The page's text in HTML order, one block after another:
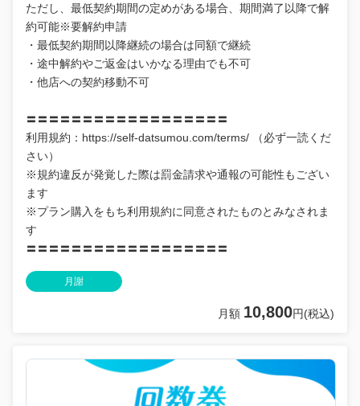
ただし、最低契約期間の定めがある場合、期間満了以降で解
約可能※要解約申請
・最低契約期間以降継続の場合は同額で継続
・途中解約やご返金はいかなる理由でも不可
・他店への契約移動不可
〓〓〓〓〓〓〓〓〓〓〓〓〓〓〓〓〓〓
利用規約：https://self-datsumou.com/terms/ （必ず一読くだ
さい）
※規約違反が発覚した際は罰金請求や通報の可能性もござい
ます
※プラン購入をもち利用規約に同意されたものとみなされま
す
〓〓〓〓〓〓〓〓〓〓〓〓〓〓〓〓〓〓
月謝
月額 10,800円(税込)